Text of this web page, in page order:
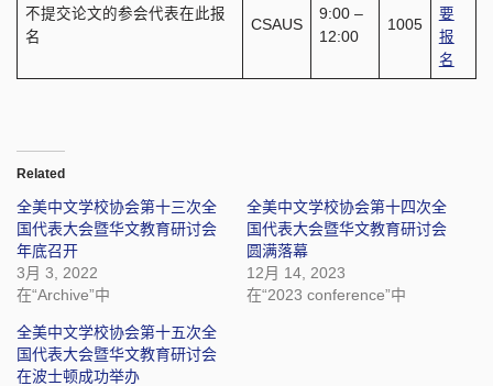
不提交论文的参会代表在此报
名
CSAUS
9:00 –
12:00
1005
要
报
名
Related
全美中文学校协会第十三次全
国代表大会暨华文教育研讨会
年底召开
3月 3, 2022
在“Archive”中
全美中文学校协会第十四次全
国代表大会暨华文教育研讨会
圆满落幕
12月 14, 2023
在“2023 conference”中
全美中文学校协会第十五次全
国代表大会暨华文教育研讨会
在波士顿成功举办